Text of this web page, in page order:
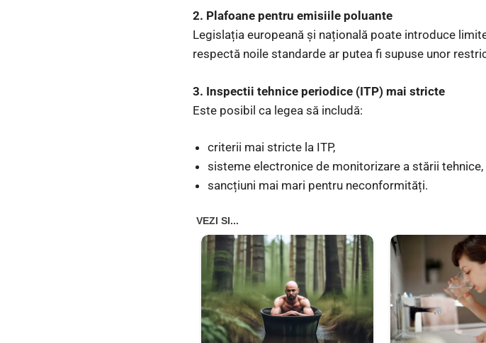
2. Plafoane pentru emisiile poluante
Legislația europeană și națională poate introduce
respectă noile standarde ar putea fi supuse unor
3. Inspectii tehnice periodice (ITP) mai stricte
Este posibil ca legea să includă:
criterii mai stricte la ITP,
sisteme electronice de monitorizare a stării tehnice,
sancțiuni mai mari pentru neconformități.